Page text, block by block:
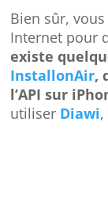
Bien sûr,
Internet pour
existe
InstallonAir,
l’API sur
utiliser Diawi,